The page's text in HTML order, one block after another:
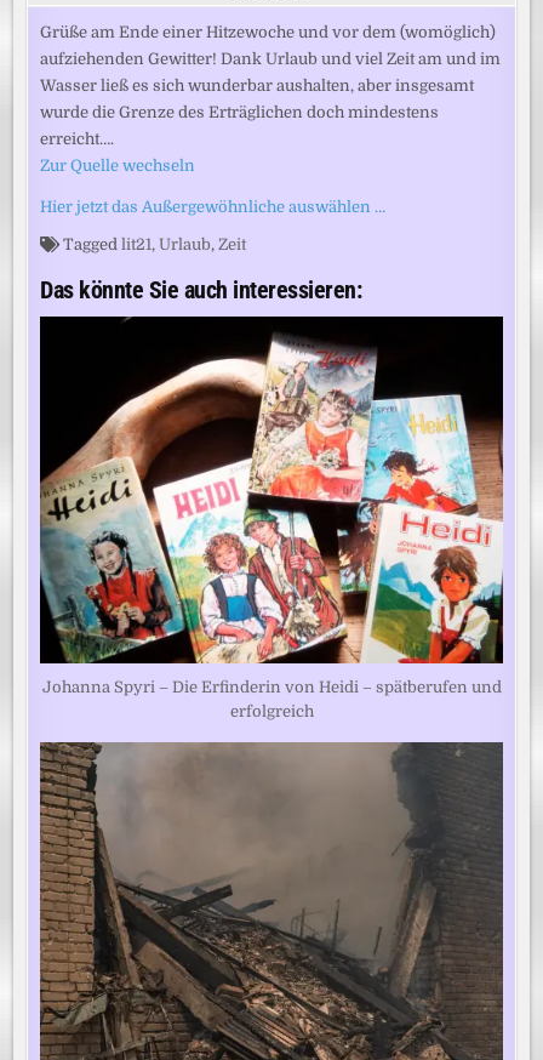
Grüße am Ende einer Hitzewoche und vor dem (womöglich)
aufziehenden Gewitter! Dank Urlaub und viel Zeit am und im
Wasser ließ es sich wunderbar aushalten, aber insgesamt
wurde die Grenze des Erträglichen doch mindestens
erreicht….
Zur Quelle wechseln
Hier jetzt das Außergewöhnliche auswählen …
Taggedlit21,Urlaub, Zeit
Das könnte Sie auch interessieren:
Johanna Spyri – Die Erfinderin von Heidi – spätberufen und
erfolgreich